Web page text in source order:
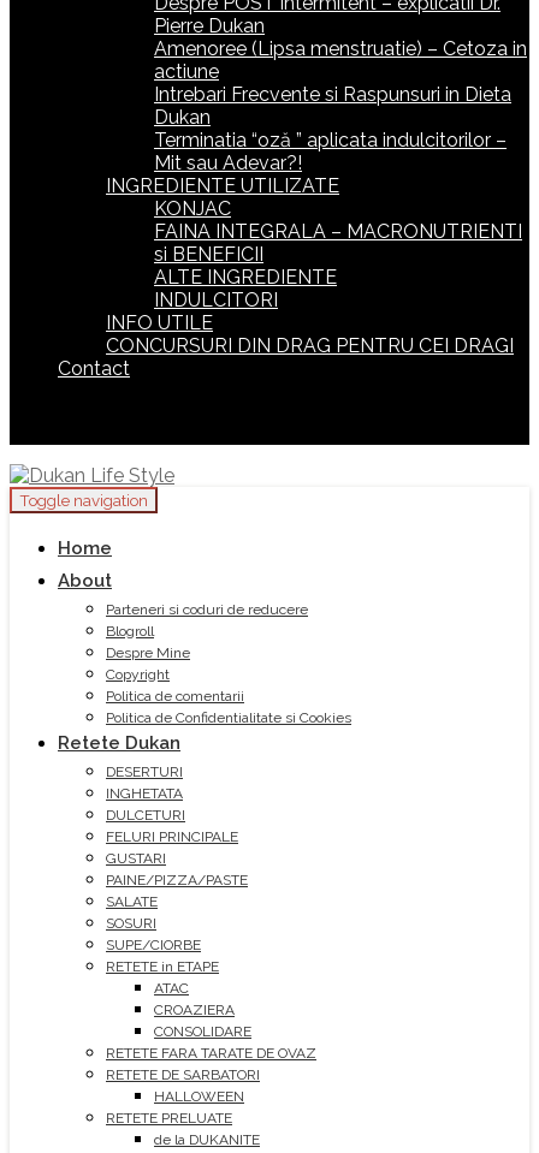
Pierre Dukan
Amenoree (Lipsa menstruatie) – Cetoza in
actiune
Intrebari Frecvente si Raspunsuri in Dieta
Dukan
Terminatia “oză ” aplicata indulcitorilor –
Mit sau Adevar?!
INGREDIENTE UTILIZATE
KONJAC
FAINA INTEGRALA – MACRONUTRIENTI
si BENEFICII
ALTE INGREDIENTE
INDULCITORI
INFO UTILE
CONCURSURI DIN DRAG PENTRU CEI DRAGI
Contact
Toggle navigation
Home
About
Parteneri si coduri de reducere
Blogroll
Despre Mine
Copyright
Politica de comentarii
Politica de Confidentialitate si Cookies
Retete Dukan
DESERTURI
INGHETATA
DULCETURI
FELURI PRINCIPALE
GUSTARI
PAINE/PIZZA/PASTE
SALATE
SOSURI
SUPE/CIORBE
RETETE in ETAPE
ATAC
CROAZIERA
CONSOLIDARE
RETETE FARA TARATE DE OVAZ
RETETE DE SARBATORI
HALLOWEEN
RETETE PRELUATE
de la DUKANITE